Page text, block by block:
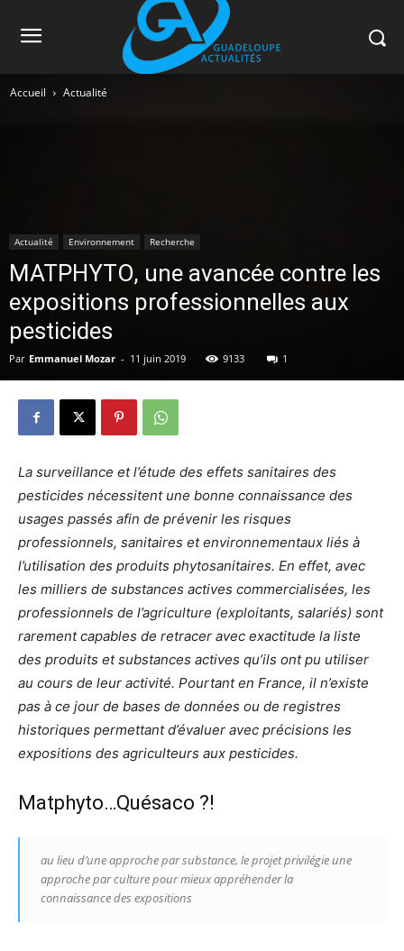
Accueil Actualité
Actualité Environnement Recherche
MATPHYTO, une avancée contre les
expositions professionnelles aux
pesticides
Par Emmanuel Mozar - 11 juin 2019 9133 1
La surveillance et l’étude des effets sanitaires des
pesticides nécessitent une bonne connaissance des
usages passés afin de prévenir les risques
professionnels, sanitaires et environnementaux liés à
l’utilisation des produits phytosanitaires. En effet, avec
les milliers de substances actives commercialisées, les
professionnels de l’agriculture (exploitants, salariés) sont
rarement capables de retracer avec exactitude la liste
des produits et substances actives qu’ils ont pu utiliser
au cours de leur activité. Pourtant en France, il n’existe
pas à ce jour de bases de données ou de registres
historiques permettant d’évaluer avec précisions les
expositions des agriculteurs aux pesticides.
Matphyto…Quésaco ?!
au lieu d’une approche par substance, le projet privilégie une
approche par culture pour mieux appréhender la
connaissance des expositions